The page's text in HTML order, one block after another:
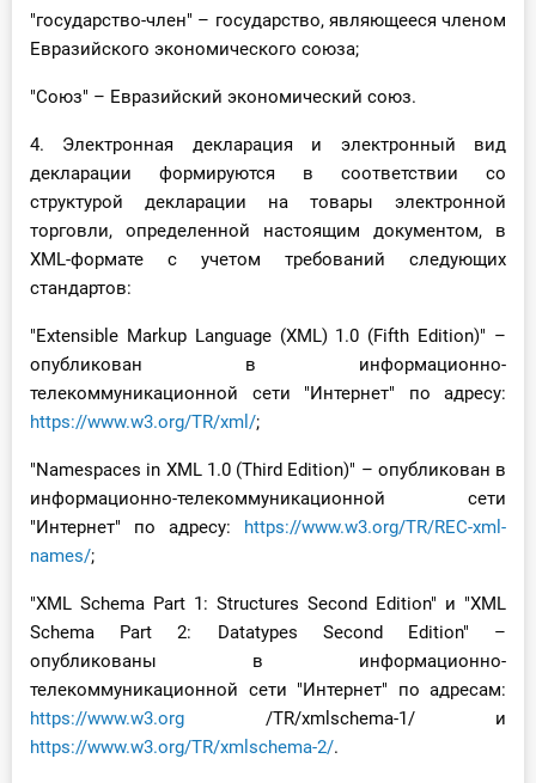
"государство-член" – государство, являющееся членом
Евразийского экономического союза;
"Союз" – Евразийский экономический союз.
4. Электронная декларация и электронный вид
декларации формируются в соответствии со
структурой декларации на товары электронной
торговли, определенной настоящим документом, в
XML-формате с учетом требований следующих
стандартов:
"Extensible Markup Language (XML) 1.0 (Fifth Edition)" –
опубликован в информационно-
телекоммуникационной сети "Интернет" по адресу:
https://www.w3.org/TR/xml/;
"Namespaces in XML 1.0 (Third Edition)" – опубликован в
информационно-телекоммуникационной сети
"Интернет" по адресу:
https://www.w3.org/TR/REC-xml-
names/;
"XML Schema Part 1: Structures Second Edition" и "XML
Schema Part 2: Datatypes Second Edition" –
опубликованы в информационно-
телекоммуникационной сети "Интернет" по адресам:
https://www.w3.org /TR/xmlschema-1/ и
https://www.w3.org/TR/xmlschema-2/.